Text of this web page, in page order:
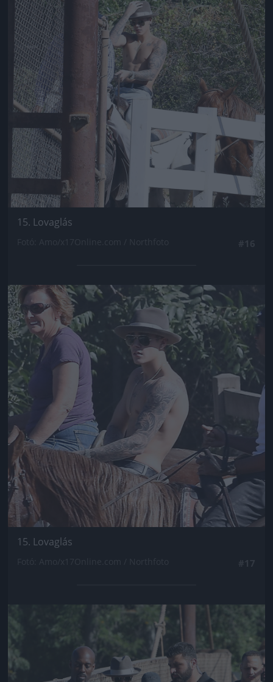
15. Lovaglás
Jön még kép!
15. Lovaglás
Jön még kép!